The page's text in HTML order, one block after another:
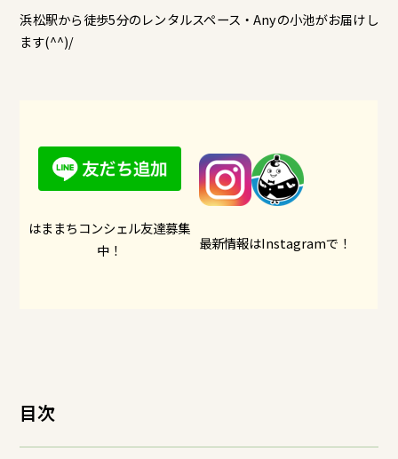
浜松駅から徒歩5分のレンタルスペース・Anyの小池がお届けし
ます(^^)/
はままちコンシェル友達募集
中！
最新情報はInstagramで！
目次